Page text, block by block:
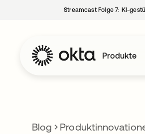
Streamcast Folge 7: KI-
Produkte
Blog